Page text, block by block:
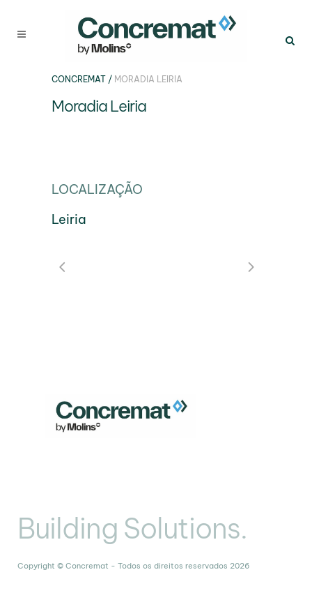
CONCREMAT / MORADIA LEIRIA
Moradia Leiria
LOCALIZAÇÃO
Leiria
Building Solutions.
Copyright © Concremat - Todos os direitos reservados 2026